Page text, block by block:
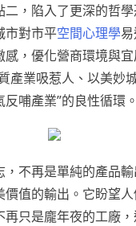
，陷入了更深的哲學
市對市平空間心理學
，優化營商環境與宜
產業吸惹人、以美妙
哺產業”的良性循環。
，不再是單純的產品
價值的輸出。它盼望
再只是龐年夜的工廠